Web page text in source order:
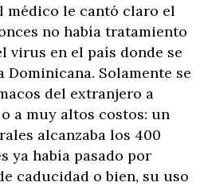
médico le cantó claro el
no había tratamiento
virus en el país donde se
Dominicana. Solamente se
del extranjero a
a muy altos costos: un
alcanzaba los 400
ya había pasado por
caducidad o bien, su uso